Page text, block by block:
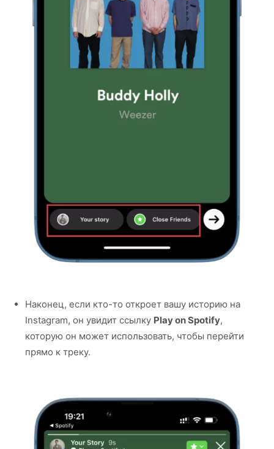
Наконец, если кто-то откроет вашу историю на
Instagram, он увидит ссылку Play on Spotify,
которую он может использовать, чтобы перейти
прямо к треку.